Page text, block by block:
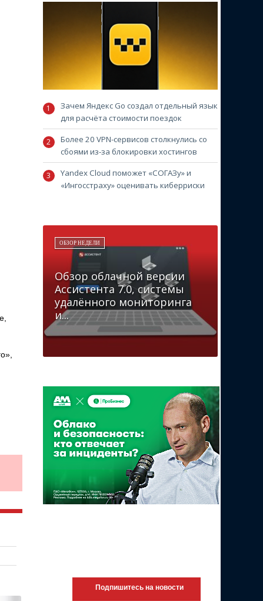
Зачем Яндекс Go создал отдельный язык
для расчёта стоимости поездок
Более 20 VPN-сервисов столкнулись со
сбоями из-за блокировки хостингов
Yandex Cloud поможет «СОГАЗу» и
«Ингосстраху» оценивать киберриски
ОБЗОР НЕДЕЛИ
Обзор облачной версии
Ассистента 7.0, системы
удалённого мониторинга
и...
Подпишитесь на новости